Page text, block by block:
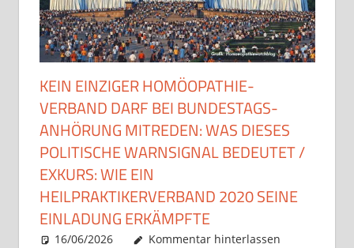
KEIN EINZIGER HOMÖOPATHIE-
VERBAND DARF BEI BUNDESTAGS-
ANHÖRUNG MITREDEN: WAS DIESES
POLITISCHE WARNSIGNAL BEDEUTET /
EXKURS: WIE EIN
HEILPRAKTIKERVERBAND 2020 SEINE
EINLADUNG ERKÄMPFTE
16/06/2026 Christian J. Becker
Uncategorized
Kommentar hinterlassen